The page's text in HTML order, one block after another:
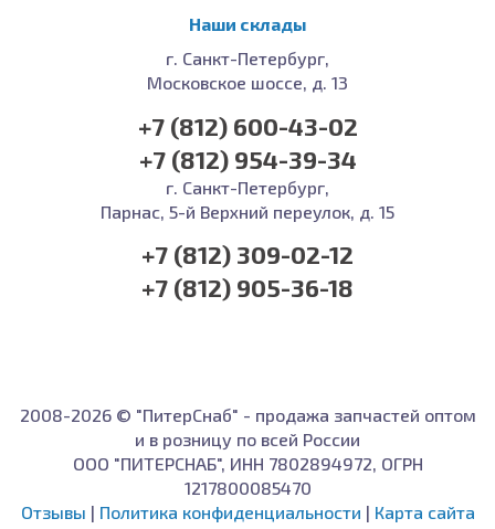
Наши склады
г. Санкт-Петербург,
Московское шоссе, д. 13
+7 (812) 600-43-02
+7 (812) 954-39-34
г. Санкт-Петербург,
Парнас, 5-й Верхний переулок, д. 15
+7 (812) 309-02-12
+7 (812) 905-36-18
2008-2026 © "ПитерСнаб" - продажа запчастей оптом
и в розницу по всей России
ООО "ПИТЕРСНАБ", ИНН 7802894972, ОГРН
1217800085470
Отзывы | Политика конфиденциальности | Карта сайта